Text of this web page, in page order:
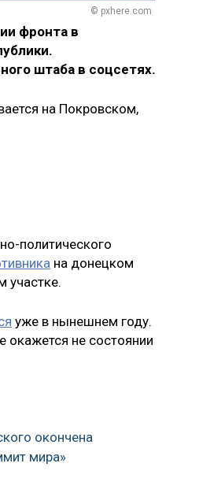
© pxhere.com
фронта в
штаба в соцсетях.
на Покровском,
политического
на донецком
участке.
уже в нынешнем году.
окажется не состоянии
окончена
мира»